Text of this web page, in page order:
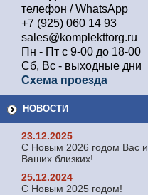
телефон / WhatsApp
+7 (925) 060 14 93
sales@komplekttorg.ru
Пн - Пт с 9-00 до 18-00
Сб, Вс - выходные дни
Схема проезда
НОВОСТИ
23.12.2025
С Новым 2026 годом Вас и
Ваших близких!
25.12.2024
С Новым 2025 годом!